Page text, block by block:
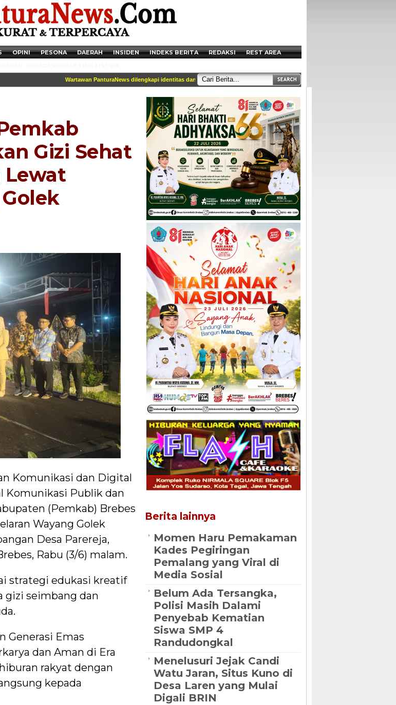
OPINI PESONA DAERAH INSIDEN INDEKS BERITA REDAKSI
REST AREA
Wartawan PanturaNews dilengkapi identitas dan tercantum di box redaksi || Akses Kami di Handphone anda melalui http://
- 14:41:41 Miris, Puluhan Remaja hingga Anak SD Terjaring
Tramadol di Pemalang
Gizi Sehat
Komunikasi dan Digital
Komunikasi Publik dan
(Pemkab) Brebes
Wayang Golek
Desa Parereja,
Rabu (3/6) malam.
strategi edukasi kreatif
seimbang dan
Generasi Emas
dan Aman di Era
rakyat dengan
kepada
Berita lainnya
Momen Haru Pemakaman
Kades Pegiringan
Pemalang yang Viral di
Media Sosial
Belum Ada Tersangka,
Polisi Masih Dalami
Penyebab Kematian
Siswa SMP 4
Randudongkal
Menelusuri Jejak Candi
Watu Jaran, Situs Kuno di
Desa Laren yang Mulai
Digali BRIN